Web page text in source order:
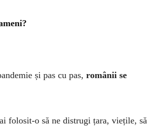
și pas cu pas, românii se
folosit-o să ne distrugi țara, viețile, să